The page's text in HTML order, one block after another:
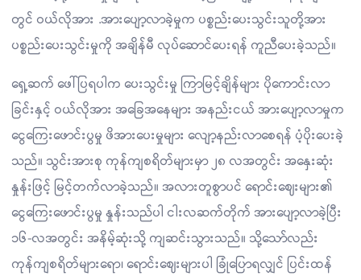
တွင် ဝယ်လိုအား .အားပျော့လာခဲ့မှုက ပစ္စည်းပေးသွင်းသူတို့အား
ပစ္စည်းပေးသွင်းမှုကို အချိန်မီ လုပ်ဆောင်ပေးရန် ကူညီပေးခဲ့သည်။
ရှေ့ဆက် ဖေါ်ပြရပါက ပေးသွင်းမှု ကြာမြင့်ချိန်များ ပိုကောင်းလာ
ခြင်းနှင့် ဝယ်လိုအား အခြေအနေများ အနည်းငယ် အားပျော့လာမှုက
ငွေကြေးဖောင်းပွမှု ဖိအားပေးမှုများ လျော့နည်းလာစေရန် ပံ့ပိုးပေးခဲ့
သည်။ သွင်းအားစု ကုန်ကျစရိတ်များမှာ ၂၈ လအတွင်း အနှေးဆုံး
နှုန်းဖြင့် မြင့်တက်လာခဲ့သည်။ အလားတူစွာပင် ရောင်းဈေးများ၏
ငွေကြေးဖောင်းပွမှု နှုန်းသည်ပါ ငါးလဆက်တိုက် အားပျော့လာခဲ့ပြီး
၁၆-လအတွင်း အနိမ့်ဆုံးသို့ ကျဆင်းသွားသည်။ သို့သော်လည်း
ကုန်ကျစရိတ်များရော၊ ရောင်းဈေးများပါ ခြုံပြောရလျှင် ပြင်းထန်